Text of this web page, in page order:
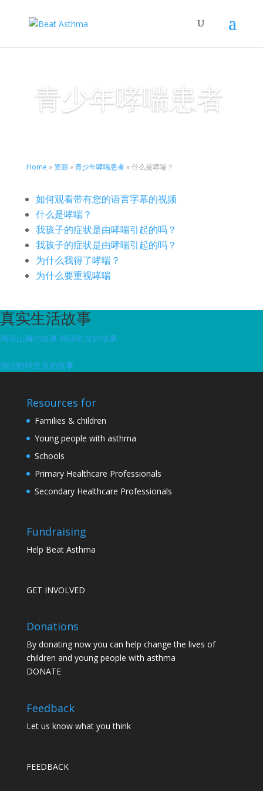
青少年哮喘患者
Home » 资源»青少年哮喘患者»什么是哮喘？
如何观看带有您的语言字幕的视频
什么是哮喘？
我孩子的症状是由哮喘引起的吗？
我孩子的症状是由哮喘引起的吗？
为什么我得了哮喘？
为什么要重视哮喘
真实生活故事
阅读山姆的故事 阅读欧文的故事
阅读帕特里克的故事
Resources for
Families & children
Young people with asthma
Schools
Primary Healthcare Professionals
Secondary Healthcare Professionals
Fundraising
Help Beat Asthma
GET INVOLVED
Donations
By donating now you can help change the lives of
children and young people with asthma
DONATE
Feedback
Let us know what you think
FEEDBACK